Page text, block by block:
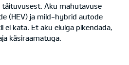
täituvusest. Aku mahutavuse
(HEV) ja mild-hybrid autode
ei kata. Et aku eluiga pikendada,
käsiraamatuga.